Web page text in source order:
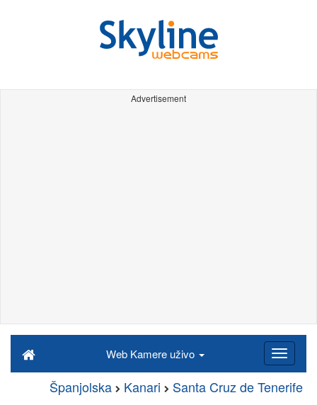
Advertisement
Web Kamere uživo
Španjolska Kanari Santa Cruz de Tenerife